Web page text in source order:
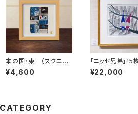
本の国・東 （スクエア
フレーム付・裏面サイン
入り）
¥4,600
「ニッセ兄弟」15
（フレーム・サイ
ィションNO.付）
¥22,000
CATEGORY